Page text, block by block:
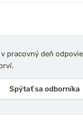
pracovný deň
Spýtať sa odborníka